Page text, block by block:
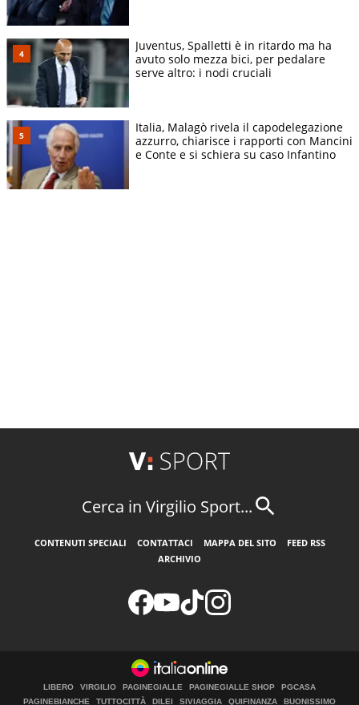
Juventus, Spalletti è in ritardo ma ha
avuto solo mezza bici, per pedalare
serve altro: i nodi cruciali
Italia, Malagò rivela il capodelegazione
azzurro, chiarisce i rapporti con Mancini
e Conte e si schiera su caso Infantino
Cerca in Virgilio Sport...
CONTENUTI SPECIALI CONTATTACI MAPPA DEL SITO
FEED RSS
ARCHIVIO
LIBERO VIRGILIO PAGINEGIALLE PAGINEGIALLE SHOP
PGCASA
PAGINEBIANCHE
TUTTOCITTÀ DILEI SIVIAGGIA QUIFINANZA BUONISSIMO